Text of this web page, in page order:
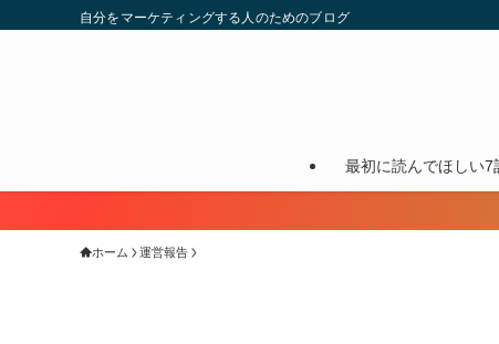
自分をマーケティングする人のためのブログ
最初に読んでほしい7
ホーム 運営報告